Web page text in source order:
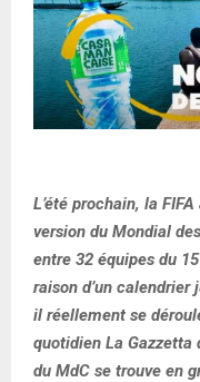
L’été prochain, la
version du Mondial
entre 32 équipes du
raison d’un
il réellement se
quotidien La Gazzetta
du MdC se trouve en